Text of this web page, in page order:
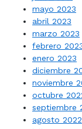
mayo 2023
abril 2023
marzo 2023
febrero
enero 2023
diciembre
noviembre
octubre
septiembre
agosto 2022